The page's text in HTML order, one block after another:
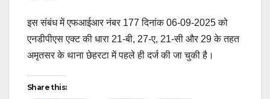
इस संबंध में एफआईआर नंबर 177 दिनांक 06-09-2025 को
एनडीपीएस एक्ट की धारा 21-बी, 27-ए, 21-सी और 29 के तहत
अमृतसर के थाना छेहरटा में पहले ही दर्ज की जा चुकी है।
Share this: